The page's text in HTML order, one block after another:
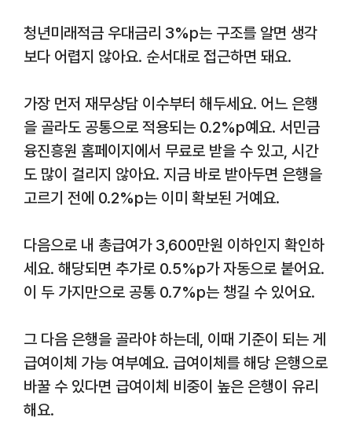
청년미래적금 우대금리 3%p는 구조를 알면 생각
보다 어렵지 않아요. 순서대로 접근하면 돼요.
가장 먼저 재무상담 이수부터 해두세요. 어느 은행
을 골라도 공통으로 적용되는 0.2%p예요. 서민금
융진흥원 홈페이지에서 무료로 받을 수 있고, 시간
도 많이 걸리지 않아요. 지금 바로 받아두면 은행을
고르기 전에 0.2%p는 이미 확보된 거예요.
다음으로 내 총급여가 3,600만원 이하인지 확인하
세요. 해당되면 추가로 0.5%p가 자동으로 붙어요.
이 두 가지만으로 공통 0.7%p는 챙길 수 있어요.
그 다음 은행을 골라야 하는데, 이때 기준이 되는 게
급여이체 가능 여부예요. 급여이체를 해당 은행으로
바꿀 수 있다면 급여이체 비중이 높은 은행이 유리
해요.